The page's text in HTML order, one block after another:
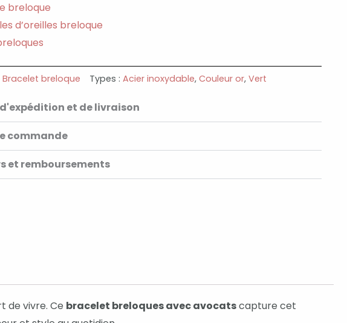
breloque
d’oreilles breloque
Bracelet breloque Types : Acier inoxydable, Couleur or, Vert
et de livraison
commande
et remboursements
de vivre. Ce bracelet breloques avec avocatscapture cet